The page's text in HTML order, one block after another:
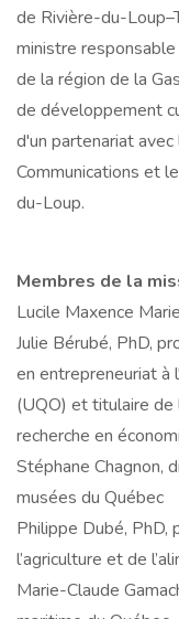
de Rivière-du-
ministre
de la région de la
de développement
d'un partenariat
Communications et
du-Loup.
Membres de la
Lucile Maxence
Julie Bérubé, PhD,
en entrepreneuriat à
(UQO) et titulaire de
recherche en
Stéphane Chagnon,
musées du Québec
Philippe Dubé, PhD,
l’agriculture et de
Marie-Claude